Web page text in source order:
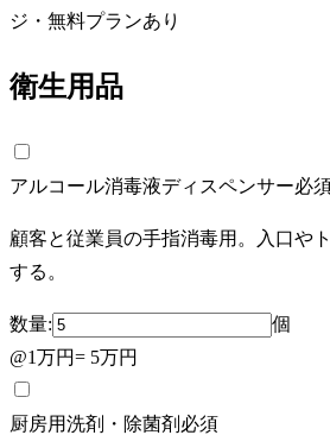
ジ・無料プランあり
衛生用品
アルコール消毒液ディスペンサー必
顧客と従業員の手指消毒用。入口や
する。
数量:
個
@1万円= 5万円
厨房用洗剤・除菌剤 必須